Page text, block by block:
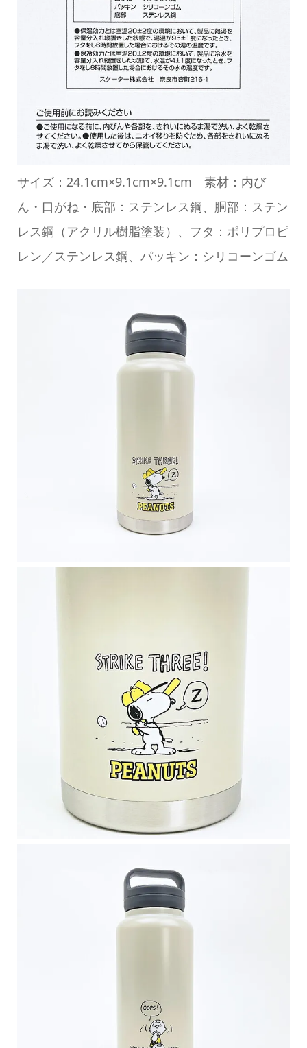
サイズ：24.1cm×9.1cm×9.1cm 素材：内び
ん・口がね・底部：ステンレス鋼、胴部：ステン
レス鋼（アクリル樹脂塗装）、フタ：ポリプロピ
レン／ステンレス鋼、パッキン：シリコーンゴム